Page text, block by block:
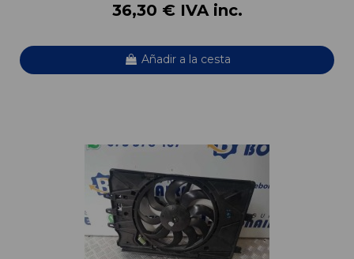
36,30 € IVA inc.
Añadir a la cesta